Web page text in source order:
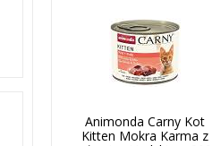
Animonda Carny Kot
Kitten Mokra Karma z